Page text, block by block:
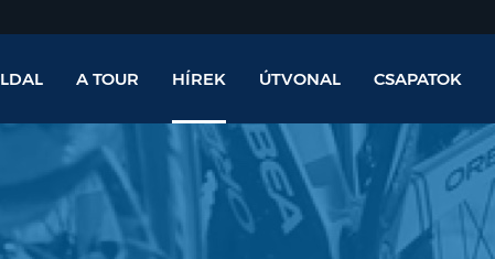
A TOUR HÍREK ÚTVONAL CSAPATOK